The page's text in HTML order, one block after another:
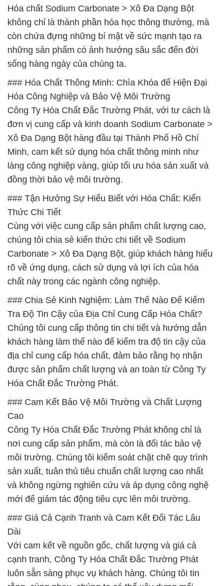
Hóa chất Sodium Carbonate > Xô Đa Dạng Bột
không chỉ là thành phần hóa học thông thường, mà
còn chứa đựng những bí mật về sức mạnh tạo ra
những sản phẩm có ảnh hưởng sâu sắc đến đời
sống hàng ngày của chúng ta.
### Hóa Chất Thông Minh: Chìa Khóa để Hiện Đại
Hóa Công Nghiệp và Bảo Vệ Môi Trường
Công Ty Hóa Chất Đắc Trường Phát, với tư cách là
đơn vị cung cấp và kinh doanh Sodium Carbonate >
Xô Đa Dạng Bột hàng đầu tại Thành Phố Hồ Chí
Minh, cam kết sử dụng hóa chất thông minh như
làng công nghiệp vàng, giúp tối ưu hóa sản xuất và
đồng thời bảo vệ môi trường.
### Tận Hưởng Sự Hiểu Biết với Hóa Chất: Kiến
Thức Chi Tiết
Cùng với việc cung cấp sản phẩm chất lượng cao,
chúng tôi chia sẻ kiến thức chi tiết về Sodium
Carbonate > Xô Đa Dạng Bột, giúp khách hàng hiểu
rõ về ứng dụng, cách sử dụng và lợi ích của hóa
chất này trong các ngành công nghiệp.
### Chia Sẻ Kinh Nghiệm: Làm Thế Nào Để Kiểm
Tra Độ Tin Cậy của Địa Chỉ Cung Cấp Hóa Chất?
Chúng tôi cung cấp thông tin chi tiết và hướng dẫn
khách hàng làm thế nào để kiểm tra độ tin cậy của
địa chỉ cung cấp hóa chất, đảm bảo rằng họ nhận
được sản phẩm chất lượng và an toàn từ Công Ty
Hóa Chất Đắc Trường Phát.
### Cam Kết Bảo Vệ Môi Trường và Chất Lượng
Cao
Công Ty Hóa Chất Đắc Trường Phát không chỉ là
nơi cung cấp sản phẩm, mà còn là đối tác bảo vệ
môi trường. Chúng tôi kiểm soát chặt chẽ quy trình
sản xuất, tuân thủ tiêu chuẩn chất lượng cao nhất
và không ngừng nghiên cứu và áp dụng công nghệ
mới để giảm tác động tiêu cực lên môi trường.
### Giá Cả Cạnh Tranh và Cam Kết Đối Tác Lâu
Dài
Với cam kết về nguồn gốc, chất lượng và giá cả
cạnh tranh, Công Ty Hóa Chất Đắc Trường Phát
luôn sẵn sàng phục vụ khách hàng. Chúng tôi tin